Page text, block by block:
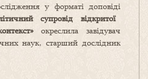
у форматі доповіді
супровід відкритої
окреслила завідувач
наук, старший дослідник